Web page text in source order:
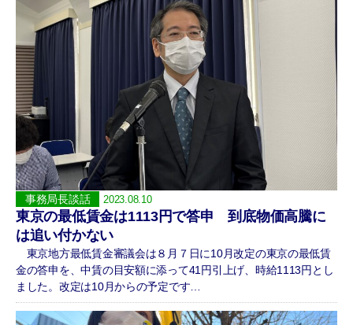
事務局長談話 2023.08.10
東京の最低賃金は1113円で答申 到底物価高騰に
は追い付かない
東京地方最低賃金審議会は８月７日に10月改定の東京の最低賃
金の答申を、中賃の目安額に添って41円引上げ、時給1113円とし
ました。改定は10月からの予定です…